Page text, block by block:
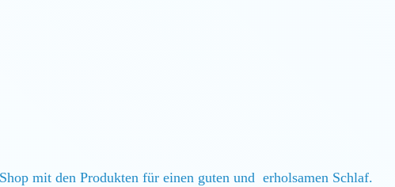
mit den Produkten für einen guten und erholsamen Schlaf.